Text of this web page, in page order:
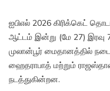
ஐபிஎல் 2026 கிரிக்கெட்
ஆட்டம் இன்று (மே 27) இரவு
முலான்பூர் மைதானத்தில்
ஹைதராபாத் மற்றும்
நடத்துகின்றன.